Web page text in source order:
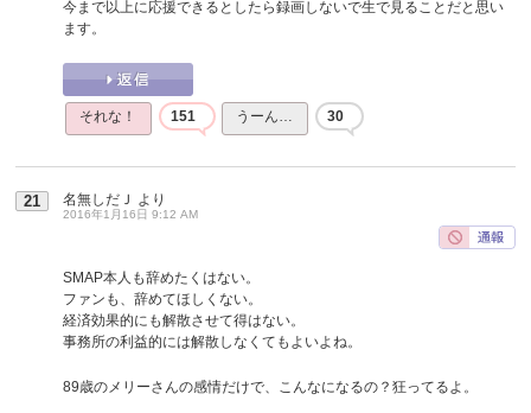
今まで以上に応援できるとしたら録画しないで生で見ることだと思い
ます。
それな！ 151 うーん… 30
21 名無しだＪ より
2016年1月16日 9:12 AM
SMAP本人も辞めたくはない。
ファンも、辞めてほしくない。
経済効果的にも解散させて得はない。
事務所の利益的には解散しなくてもよいよね。
89歳のメリーさんの感情だけで、こんなになるの？狂ってるよ。